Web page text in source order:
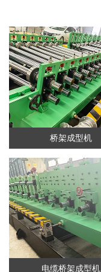
桥架成型机
电缆桥架成型机